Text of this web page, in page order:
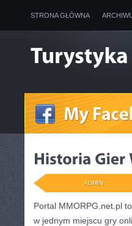
STRONA GŁÓWNA
ADMIN
Portal MMORPG.net.pl
w jednym miejscu gry